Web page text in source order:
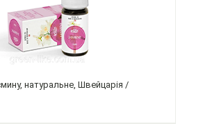
натуральне, Швейцарія /